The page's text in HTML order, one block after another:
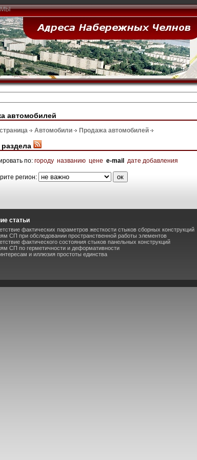
автомобилей
Автомобили Продажа автомобилей
по: городу названию цене e-mail дате добавления
регион:
статьи
фактических параметров жесткости стыков сборных конструкций
СП при обследовании пространственной работы элементов
фактического состояния стыков панельных конструкций
СП по герметичности и деформативности
и иллюзия простоты единства